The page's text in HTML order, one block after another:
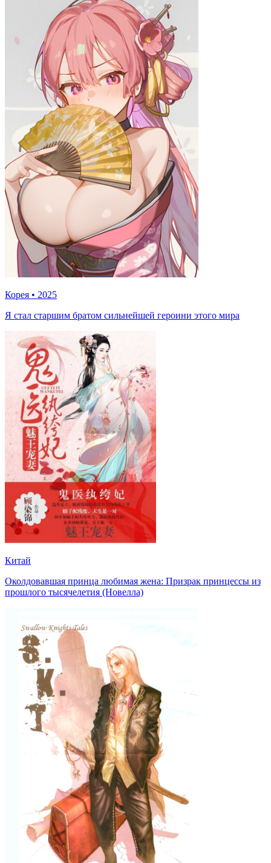
Корея • 2025
Я стал старшим братом сильнейшей героини этого мира
Китай
Околдовавшая принца любимая жена: Призрак принцессы из
прошлого тысячелетия (Новелла)